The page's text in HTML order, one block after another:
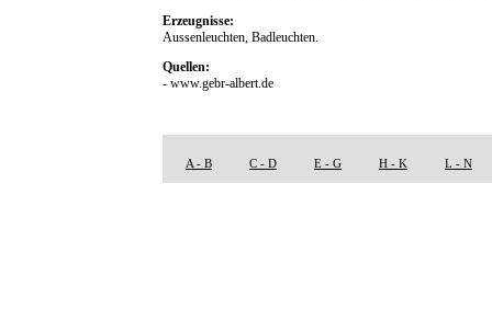
Erzeugnisse:
Aussenleuchten, Badleuchten.
Quellen:
- www.gebr-albert.de
A - B C - D E - G H - K L - N